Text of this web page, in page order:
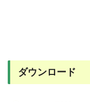
ダウンロード